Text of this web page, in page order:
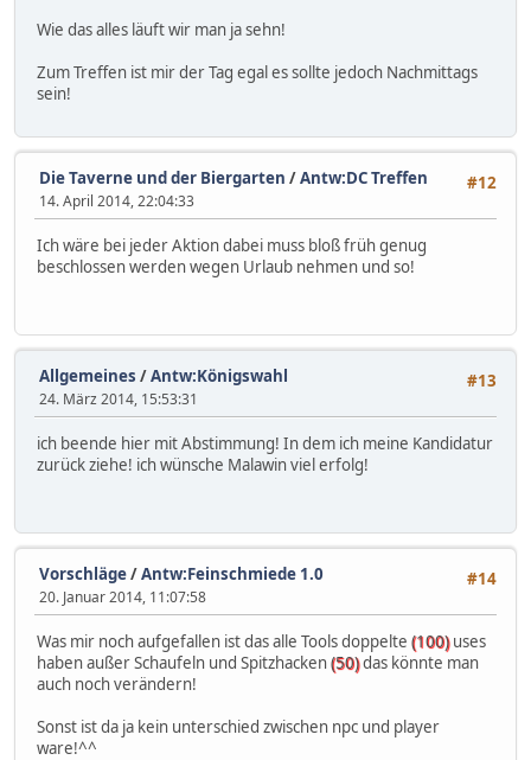
Wie das alles läuft wir man ja sehn!
Zum Treffen ist mir der Tag egal es sollte jedoch Nachmittags
sein!
#12
Die Taverne und der Biergarten /Antw:DC Treffen
14. April 2014, 22:04:33
Ich wäre bei jeder Aktion dabei muss bloß früh genug
beschlossen werden wegen Urlaub nehmen und so!
#13
Allgemeines /Antw:Königswahl
24. März 2014, 15:53:31
ich beende hier mit Abstimmung! In dem ich meine Kandidatur
zurück ziehe! ich wünsche Malawin viel erfolg!
#14
Vorschläge/Antw:Feinschmiede 1.0
20. Januar 2014, 11:07:58
Was mir noch aufgefallen ist das alle Tools doppelte (100)uses
haben außer Schaufeln und Spitzhacken(50)das könnte man
auch noch verändern!
Sonst ist da ja kein unterschied zwischen npc und player
ware!^^